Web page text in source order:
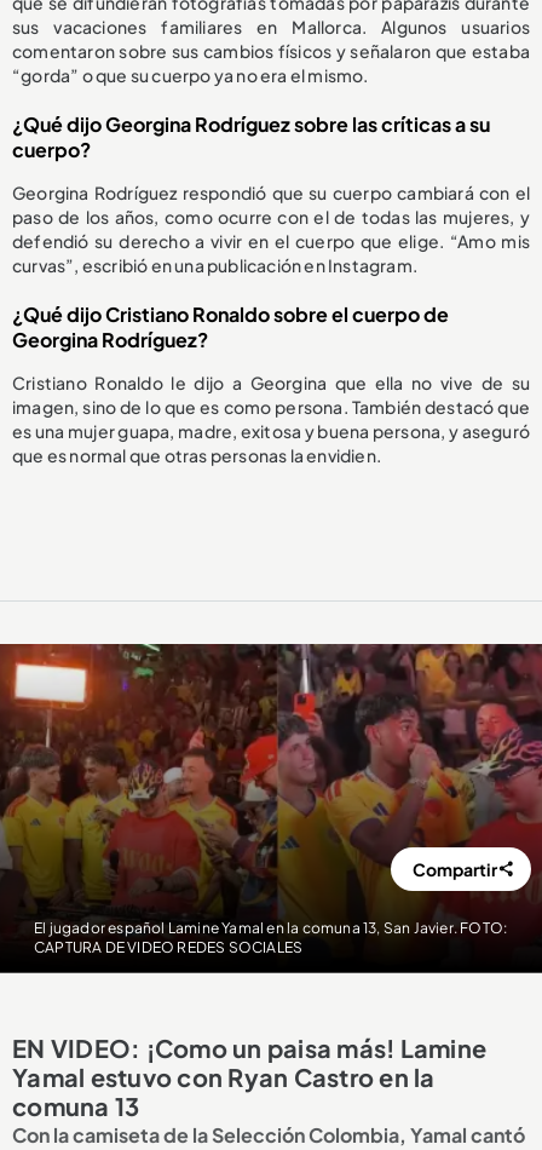
sus vacaciones familiares en Mallorca. Algunos usuarios
comentaron sobre sus cambios físicos y señalaron que estaba
“gorda” o que su cuerpo ya no era el mismo.
¿Qué dijo Georgina Rodríguez sobre las críticas a su
cuerpo?
Georgina Rodríguez respondió que su cuerpo cambiará con el
paso de los años, como ocurre con el de todas las mujeres, y
defendió su derecho a vivir en el cuerpo que elige. “Amo mis
curvas”, escribió en una publicación en Instagram.
¿Qué dijo Cristiano Ronaldo sobre el cuerpo de
Georgina Rodríguez?
Cristiano Ronaldo le dijo a Georgina que ella no vive de su
imagen, sino de lo que es como persona. También destacó que
es una mujer guapa, madre, exitosa y buena persona, y aseguró
que es normal que otras personas la envidien.
El jugador español Lamine Yamal en la comuna 13, San Javier. FOTO:
CAPTURA DE VIDEO REDES SOCIALES
Compartir
EN VIDEO: ¡Como un paisa más! Lamine
Yamal estuvo con Ryan Castro en la
comuna 13
Con la camiseta de la Selección Colombia, Yamal cantó